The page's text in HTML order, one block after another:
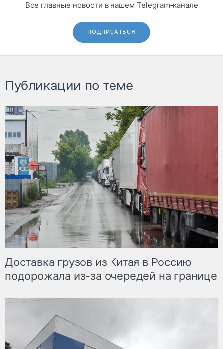
Все главные новости в нашем Telegram‑канале
ПОДПИСАТЬСЯ
Публикации по теме
Доставка грузов из Китая в Россию
подорожала из-за очередей на границе